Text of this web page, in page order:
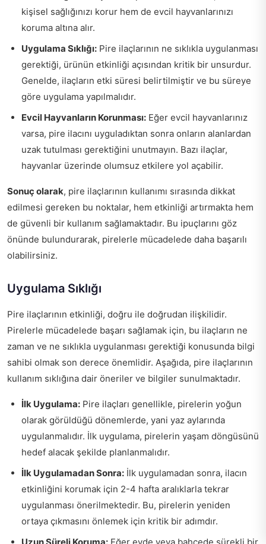
kişisel sağlığınızı korur hem de evcil hayvanlarınızı
koruma altına alır.
Uygulama Sıklığı: Pire ilaçlarının ne sıklıkla uygulanması
gerektiği, ürünün etkinliği açısından kritik bir unsurdur.
Genelde, ilaçların etki süresi belirtilmiştir ve bu süreye
göre uygulama yapılmalıdır.
Evcil Hayvanların Korunması: Eğer evcil hayvanlarınız
varsa, pire ilacını uyguladıktan sonra onların alanlardan
uzak tutulması gerektiğini unutmayın. Bazı ilaçlar,
hayvanlar üzerinde olumsuz etkilere yol açabilir.
Sonuç olarak, pire ilaçlarının kullanımı sırasında dikkat
edilmesi gereken bu noktalar, hem etkinliği artırmakta hem
de güvenli bir kullanım sağlamaktadır. Bu ipuçlarını göz
önünde bulundurarak, pirelerle mücadelede daha başarılı
olabilirsiniz.
Uygulama Sıklığı
Pire ilaçlarının etkinliği, doğru ile doğrudan ilişkilidir.
Pirelerle mücadelede başarı sağlamak için, bu ilaçların ne
zaman ve ne sıklıkla uygulanması gerektiği konusunda bilgi
sahibi olmak son derece önemlidir. Aşağıda, pire ilaçlarının
kullanım sıklığına dair öneriler ve bilgiler sunulmaktadır.
İlk Uygulama: Pire ilaçları genellikle, pirelerin yoğun
olarak görüldüğü dönemlerde, yani yaz aylarında
uygulanmalıdır. İlk uygulama, pirelerin yaşam döngüsünü
hedef alacak şekilde planlanmalıdır.
İlk Uygulamadan Sonra: İlk uygulamadan sonra, ilacın
etkinliğini korumak için 2-4 hafta aralıklarla tekrar
uygulanması önerilmektedir. Bu, pirelerin yeniden
ortaya çıkmasını önlemek için kritik bir adımdır.